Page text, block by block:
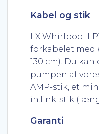
Kabel og stik
LX Whirlpool
forkabelet med
130 cm). Du
pumpen af
AMP-stik, et
in.link-stik
Garanti